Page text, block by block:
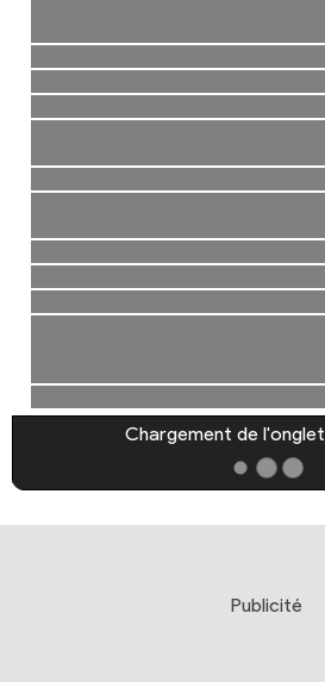
Chargement de l'onglet
Publicité